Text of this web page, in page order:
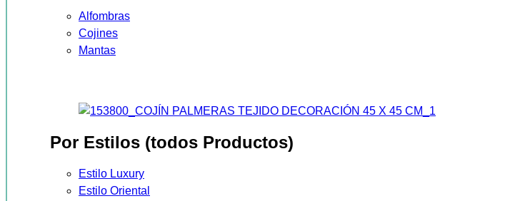
Alfombras
Cojines
Mantas
Por Estilos (todos Productos)
Estilo Luxury
Estilo Oriental